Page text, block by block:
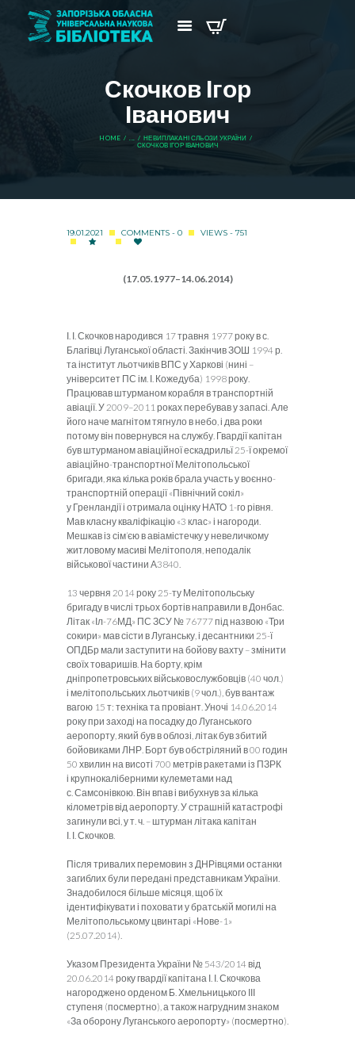
Скочков Ігор
Іванович
HOME ...
НЕВИПЛАКАНІ СЛЬОЗИ УКРАЇНИ
СКОЧКОВ ІГОР ІВАНОВИЧ
19.01.2021 COMMENTS - 0 VIEWS - 751
(17.05.1977–14.06.2014)
І. І. Скочков народився 17 травня 1977 року в с.
Благівці Лу­ганської області. Закінчив ЗОШ 1994 р.
та інститут льотчиків ВПС у Харкові (нині –
університет ПС ім. І. Кожедуба) 1998 року.
Працював штурманом корабля в транспортній
авіації. У 2009–2011 роках пере­бував у запасі. Але
його наче магнітом тягнуло в небо, і два роки
потому він повернувся на службу. Гвардії капітан
був штурманом авіаційної ескадрильї 25-ї окремої
авіаційно-транспортної Мелі­топольської
бригади, яка кілька років брала участь у воєнно-
транспортній операції «Північний сокіл»
у Гренландії і отримала оцінку НАТО 1-го рівня.
Мав класну кваліфікацію «3 клас» і нагороди.
Мешкав із сім’єю в авіамістечку у невеличкому
житловому масиві Мелітополя, неподалік
військової частини А3840.
13 червня 2014 року 25-ту Мелітопольську
бригаду в числі трьох бортів направили в Донбас.
Літак «Іл-76МД» ПС ЗСУ № 76777 під назвою «Три
сокири» мав сісти в Луганську, і десантники 25-ї
ОПДБр мали заступити на бойову вахту – змінити
своїх товаришів. На борту, крім
дніпропетровських військовослужбовців (40 чол.)
і мелітопольських льотчиків (9 чол.), був вантаж
вагою 15 т: техніка та провіант. Уночі 14.06.2014
року при заході на посадку до Лугансь­кого
аеропорту, який був в облозі, літак був збитий
бойовиками ЛНР. Борт був обстріляний в 00 годин
50 хвилин на висоті 700 метрів ракетами із ПЗРК
і крупнокаліберними кулеметами над
с. Самсонівкою. Він впав і вибухнув за кілька
кілометрів від аеропорту. У страшній катастрофі
загинули всі, у т. ч. – штурман літака капітан
І. І. Скочков.
Після тривалих перемовин з ДНРівцями останки
загиблих були передані представникам України.
Знадобилося більше місяця, щоб їх
ідентифікувати і поховати у братській могилі на
Мелітопольсь­кому цвинтарі «Нове-1»
(25.07.2014).
Указом Президента України № 543/2014 від
20.06.2014 року гвардії капітана І. І. Скочкова
нагороджено орденом Б. Хмельниць­кого ІІІ
ступеня (посмертно), а також нагрудним знаком
«За оборо­ну Луганського аеропорту» (посмертно).